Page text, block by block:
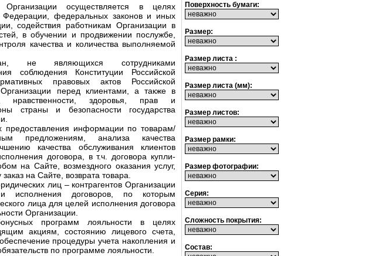
осуществляется в целях
Федерации, федеральных законов и иных
содействия работникам Организации в
в обучении и продвижении послужбе,
качества и количества выполняемой
не являющихся сотрудниками
соблюдения Конституции Российской
правовых актов Российской
перед клиентами, а также в
нравственности, здоровья, прав и
страны и безопасности государства
предоставления информации по товарам/
предложениям, анализа качества
качества обслуживания клиентов
договора, в т.ч. договора купли-
на Сайте, возмездного оказания услуг,
на Сайте, возврата товара.
лиц – контрагентов Организации
исполнения договоров, по которым
лица для целей исполнения договора
Организации.
программ лояльности в целях
акциям, состоянию лицевого счета,
процедуры учета накопления и
по программе лояльности.
Поверхность бумаги:
Размер:
Размер листа :
Размер листа (мм):
Размер листов:
Размер рамки:
Размер фотографии:
Серия:
Сложность покрытия:
Состав: